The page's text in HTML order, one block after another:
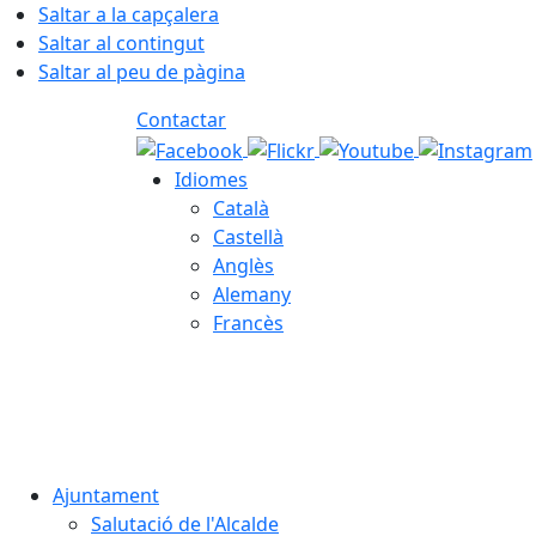
Saltar a la capçalera
Saltar al contingut
Saltar al peu de pàgina
Contactar
Idiomes
Català
Castellà
Anglès
Alemany
Francès
Ajuntament
Salutació de l'Alcalde